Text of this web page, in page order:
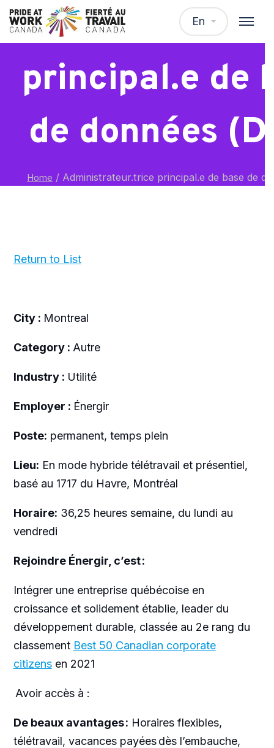
En
principal.e de
de données
Home / Administrateur.trice principal.e de base de
Return to List
City : Montreal
Category : Autre
Industry : Utilité
Employer : Énergir
Poste: permanent, temps plein
Lieu: En mode hybride télétravail et présentiel,
basé au 1717 du Havre, Montréal
Horaire: 36,25 heures semaine, du lundi au
vendredi
Rejoindre Énergir, c’est :
Intégrer une entreprise québécoise en
croissance et solidement établie, leader du
développement durable, classée au 2e rang du
classement Best 50 Canadian corporate
citizensen 2021
Avoir accès à :
De beaux avantages : Horaires flexibles,
télétravail, vacances payées dès l’embauche,